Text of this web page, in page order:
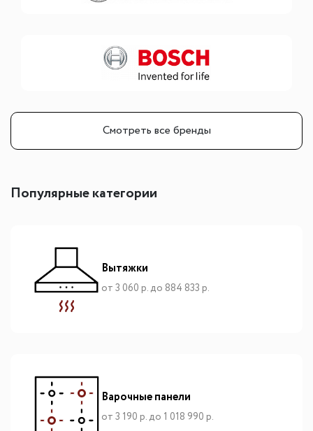
Смотреть все бренды
Популярные категории
Вытяжки
от 3 060 р. до 884 833 р.
Варочные панели
от 3 190 р. до 1 018 990 р.